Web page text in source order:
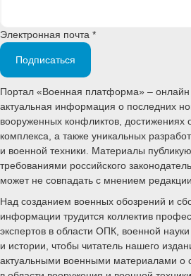
Электронная почта *
Подписаться
Портал «Военная платформа» – онлайн
актуальная информация о последних
вооруженных конфликтов,
комплекса, а также уникальных
и военной техники. Материалы
требованиями российского
может не совпадать с мнением редакции.
Над созданием военных обозрений и
информации трудится коллектив
экспертов в области ОПК, военной науки
и истории, чтобы читатель нашего
актуальными военными материалами о